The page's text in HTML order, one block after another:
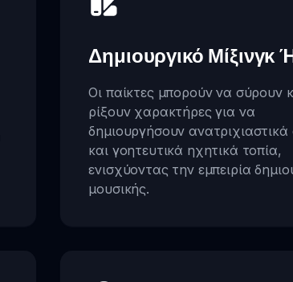
Δημιουργικό Μίξινγκ
Οι παίκτες μπορούν να σύρουν
ρίξουν χαρακτήρες για να
δημιουργήσουν
και γοητευτικά ηχητικά τοπία,
ενισχύοντας την εμπειρία
μουσικής.